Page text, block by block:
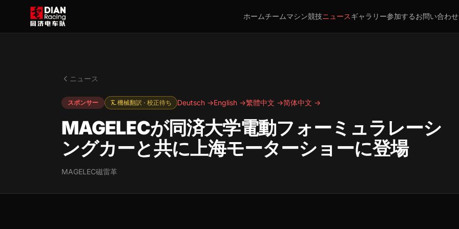
ホームチームマシン競技ニュースギャラリー参加するお問い合わせ
ニュース
スポンサー 機械翻訳 · 校正待ち Deutsch →English →繁體中文 →简体中文 →
MAGELECが同済大学電動フォーミュラレーシ
ングカーと共に上海モーターショーに登場
MAGELEC磁雷革